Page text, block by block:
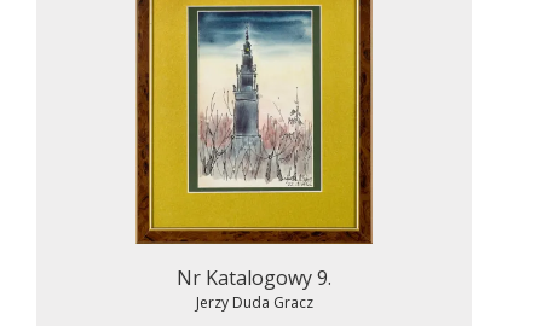
Nr Katalogowy 9.
Jerzy Duda Gracz